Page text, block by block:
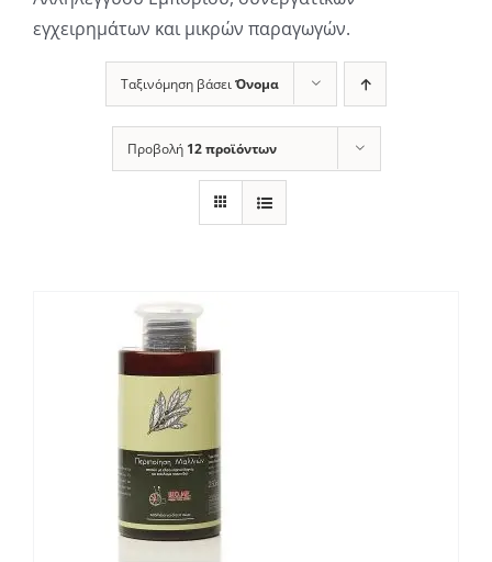
εγχειρημάτων και μικρών παραγωγών.
Ταξινόμηση βάσειΌνομα
Προβολή 12 προϊόντων